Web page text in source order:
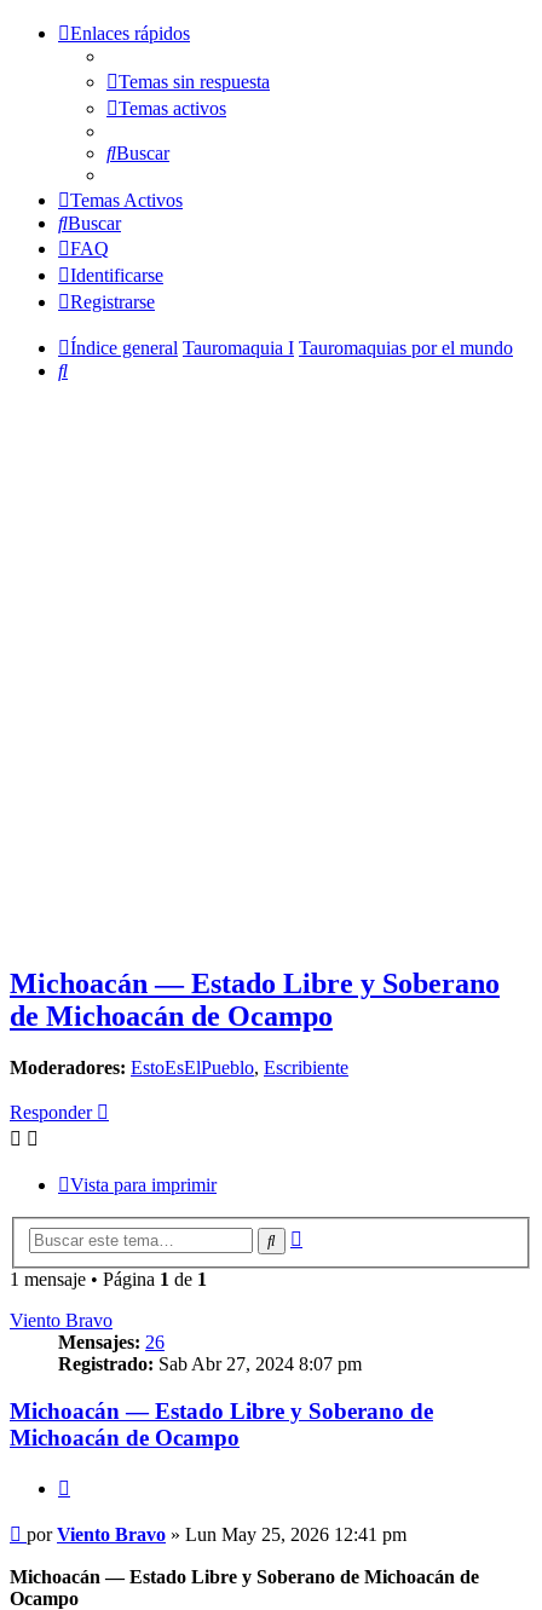
Enlaces rápidos
Temas sin respuesta
Temas activos
Buscar
Temas Activos
Buscar
FAQ
Identificarse
Registrarse
Índice general Tauromaquia I Tauromaquias por el mundo
Buscar
Michoacán — Estado Libre y Soberano
de Michoacán de Ocampo
Moderadores: EstoEsElPueblo, Escribiente
Responder
Vista para imprimir
Buscar
1 mensaje • Página 1 de 1
Viento Bravo
Mensajes: 26
Registrado: Sab Abr 27, 2024 8:07 pm
Michoacán — Estado Libre y Soberano de
Michoacán de Ocampo
Mensaje
porViento Bravo » Lun May 25, 2026 12:41 pm
Michoacán — Estado Libre y Soberano de Michoacán de
Ocampo